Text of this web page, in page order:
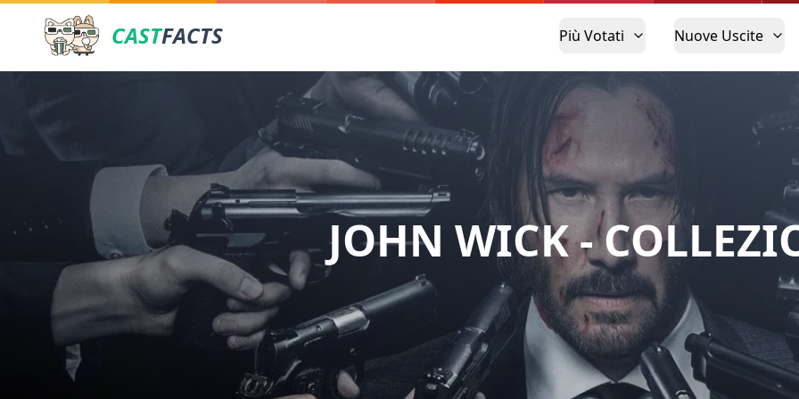
CASTFACTS Più Votati Nuove Uscite
JOHN WICK -